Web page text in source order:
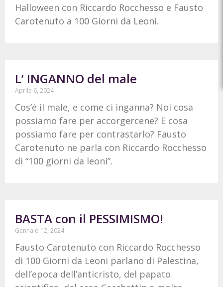
Halloween con Riccardo Rocchesso e Fausto
Carotenuto a 100 Giorni da Leoni.
L’ INGANNO del male
Aprile 6, 2024
Cos’è il male, e come ci inganna? Noi cosa
possiamo fare per accorgercene? E cosa
possiamo fare per contrastarlo? Fausto
Carotenuto ne parla con Riccardo Rocchesso
di “100 giorni da leoni”.
BASTA con il PESSIMISMO!
Gennaio 12, 2024
Fausto Carotenuto con Riccardo Rocchesso
di 100 Giorni da Leoni parlano di Palestina,
dell’epoca dell’anticristo, del papato